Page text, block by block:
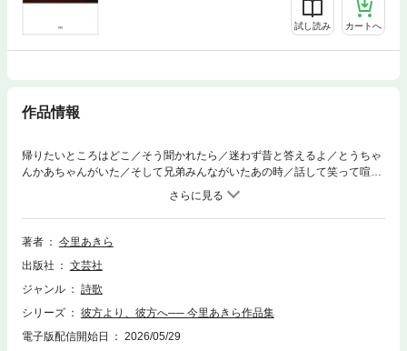
試し読み カートへ
作品情報
帰りたいところはどこ／そう聞かれたら／迷わず昔と答えるよ／とうちゃ
んかあちゃんがいた／そして兄弟みんながいたあの時／話して笑って喧嘩
して／そんな毎日が当たり前のようにあったね（本文「静かな昔」より）
両親との暮らしを思い、愛を追い求めた日々を回想する、41篇の詩と2篇
のエッセイ。──だれにも止めることのできない時の流れをここに残そう─
─。
著者
今里あきら
出版社
文芸社
ジャンル
詩歌
シリーズ
彼方より、彼方へ── 今里あきら作品集
電子版配信開始日
2026/05/29